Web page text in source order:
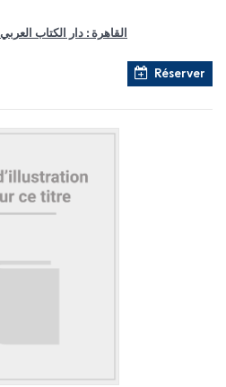
القاهرة : دار الكتاب العربي
Réserver